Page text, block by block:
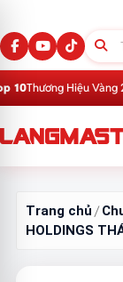
Vàng 2021 Hàng
Trang chủ /
HOLDINGS